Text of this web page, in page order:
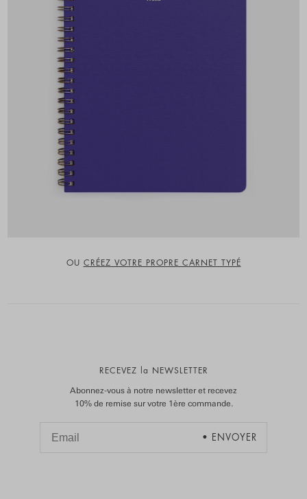
OU CRÉEZ VOTRE PROPRE CARNET TYPÉ
RECEVEZ la NEWSLETTER
Abonnez-vous à notre newsletter et recevez
10% de remise sur votre 1ère commande.